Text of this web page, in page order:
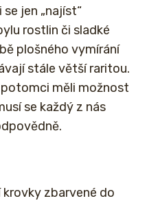
jen „najíst“
rostlin či sladké
plošného vymírání
stále větší raritou.
potomci měli možnost
se každý z nás
zbarvené do